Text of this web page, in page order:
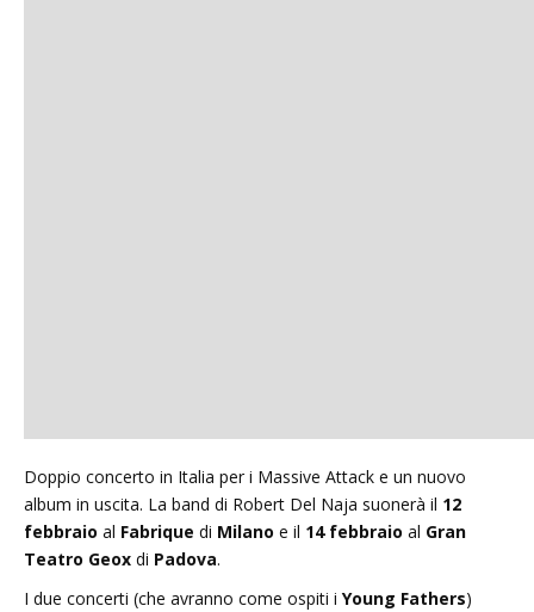
Doppio concerto in Italia per i Massive Attack e un nuovo
album in uscita. La band di Robert Del Naja suonerà il 12
febbraio al Fabrique di Milano e il 14 febbraio al Gran
Teatro Geox di Padova.
I due concerti (che avranno come ospiti i Young Fathers)